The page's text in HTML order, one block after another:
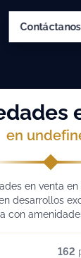
Contáctanos
en
en venta en
desarrollos
con
162